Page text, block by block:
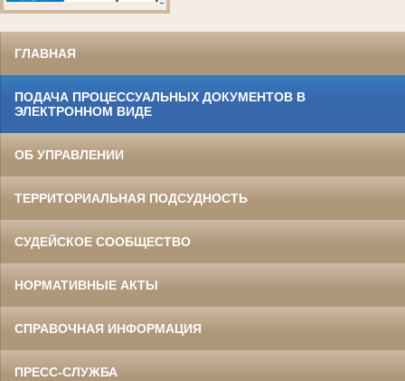
ГЛАВНАЯ
ПОДАЧА ПРОЦЕССУАЛЬНЫХ ДОКУМЕНТОВ В
ЭЛЕКТРОННОМ ВИДЕ
ОБ УПРАВЛЕНИИ
ТЕРРИТОРИАЛЬНАЯ ПОДСУДНОСТЬ
СУДЕЙСКОЕ СООБЩЕСТВО
НОРМАТИВНЫЕ АКТЫ
СПРАВОЧНАЯ ИНФОРМАЦИЯ
ПРЕСС-СЛУЖБА